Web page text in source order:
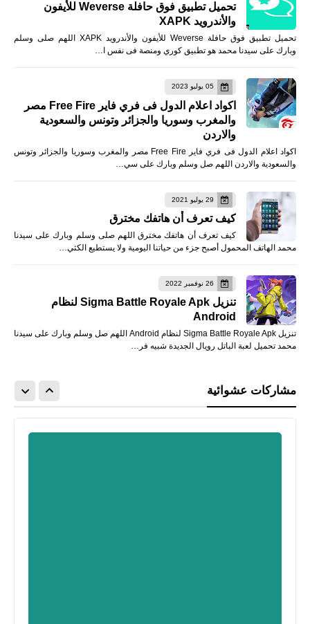
تحميل تطبيق فوق حافلة Weverse للأيفون
والأندرويد XAPK
تحميل تطبيق فوق حافلة Weverse للأيفون والأندرويد XAPK اللهم صلى وسلم
وبارك على سيدنا محمد هو تطبيق كوري ومنصة فى نفس ا…
05 يوليو 2023
اكواد اعلام الدول فى فري فاير Free Fire مصر
والمغرب وسوريا والجزائر وتونس والسعودية
والاردن
اكواد اعلام الدول فى فري فاير Free Fire مصر والمغرب وسوريا والجزائر وتونس
والسعودية والاردن اللهم صل وسلم وبارك على سي…
29 يوليو 2021
كيف تعرف أن هاتفك مخترق
كيف تعرف أن هاتفك مخترق اللهم صلى وسلم وبارك على سيدنا
محمد الهاتف المحمول أصبح جزء من حياتنا اليومية ولا يستطيع الكثي…
26 نوفمبر 2022
تنزيل Sigma Battle Royale Apk لنظام
Android
تنزيل Sigma Battle Royale Apk لنظام Android اللهم صل وسلم وبارك على سيدنا
محمد تحميل لعبة الباتل رويال الجديدة شبيه فر…
مشاركات عشوائية